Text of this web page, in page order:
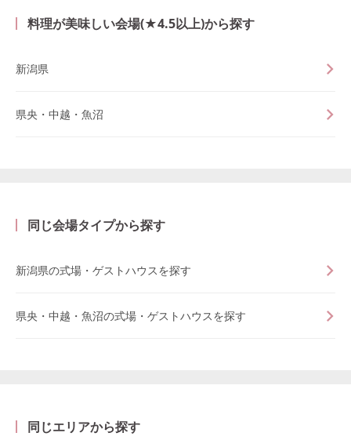
料理が美味しい会場(★4.5以上)から探す
新潟県
県央・中越・魚沼
同じ会場タイプから探す
新潟県の式場・ゲストハウスを探す
県央・中越・魚沼の式場・ゲストハウスを探す
同じエリアから探す